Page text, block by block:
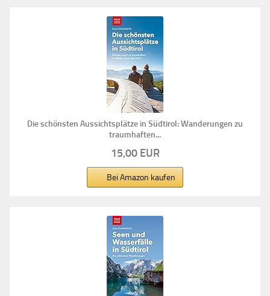
Die schönsten Aussichtsplätze in Südtirol: Wanderungen zu
traumhaften...
15,00 EUR
Bei Amazon kaufen